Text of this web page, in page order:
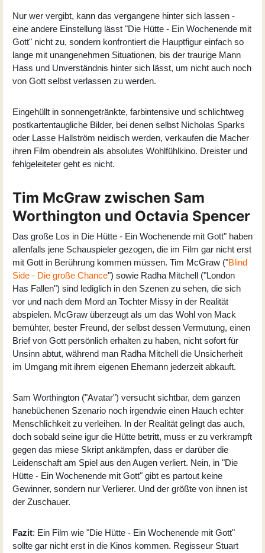
Nur wer vergibt, kann das vergangene hinter sich lassen -
eine andere Einstellung lässt "Die Hütte - Ein Wochenende mit
Gott" nicht zu, sondern konfrontiert die Hauptfigur einfach so
lange mit unangenehmen Situationen, bis der traurige Mann
Hass und Unverständnis hinter sich lässt, um nicht auch noch
von Gott selbst verlassen zu werden.
Eingehüllt in sonnengetränkte, farbintensive und schlichtweg
postkartentaugliche Bilder, bei denen selbst Nicholas Sparks
oder Lasse Hallström neidisch werden, verkaufen die Macher
ihren Film obendrein als absolutes Wohlfühlkino. Dreister und
fehlgeleiteter geht es nicht.
Tim McGraw zwischen Sam
Worthington und Octavia Spencer
Das große Los in Die Hütte - Ein Wochenende mit Gott" haben
allenfalls jene Schauspieler gezogen, die im Film gar nicht erst
mit Gott in Berührung kommen müssen. Tim McGraw ("Blind
Side - Die große Chance") sowie Radha Mitchell ("London
Has Fallen") sind lediglich in den Szenen zu sehen, die sich
vor und nach dem Mord an Tochter Missy in der Realität
abspielen. McGraw überzeugt als um das Wohl von Mack
bemühter, bester Freund, der selbst dessen Vermutung, einen
Brief von Gott persönlich erhalten zu haben, nicht sofort für
Unsinn abtut, während man Radha Mitchell die Unsicherheit
im Umgang mit ihrem eigenen Ehemann jederzeit abkauft.
Sam Worthington ("Avatar") versucht sichtbar, dem ganzen
hanebüchenen Szenario noch irgendwie einen Hauch echter
Menschlichkeit zu verleihen. In der Realität gelingt das auch,
doch sobald seine igur die Hütte betritt, muss er zu verkrampft
gegen das miese Skript ankämpfen, dass er darüber die
Leidenschaft am Spiel aus den Augen verliert. Nein, in "Die
Hütte - Ein Wochenende mit Gott" gibt es partout keine
Gewinner, sondern nur Verlierer. Und der größte von ihnen ist
der Zuschauer.
Fazit: Ein Film wie "Die Hütte - Ein Wochenende mit Gott"
sollte gar nicht erst in die Kinos kommen. Regisseur Stuart